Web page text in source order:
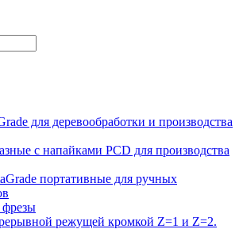
для деревообработки и производства
с напайками PCD для производства
портативные для ручных
режущей кромкой Z=1 и Z=2.